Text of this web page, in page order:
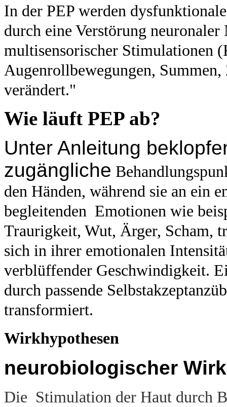
In der PEP werden
durch eine Verstörung
multisensorischer Stimulationen
Augenrollbewegungen,
verändert."
Wie läuft PEP ab?
Unter Anleitung
zugängliche
den Händen, während sie an ein
begleitenden Emotionen wie
Traurigkeit, Wut, Ärger, Scham,
sich in ihrer emotionalen
verblüffender Geschwindigkeit.
durch passende
transformiert.
Wirkhypothesen
neurobiologischer
Die Stimulation der Haut durch